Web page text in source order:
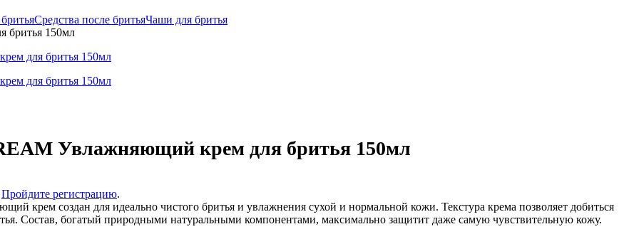
Средства после бритьяЧаши для бритья
бритья 150мл
Увлажняющий крем для бритья 150мл
Пройдите регистрацию.
крем создан для идеально чистого бритья и увлажнения сухой и нормальной кожи. Текстура крема позволяет добиться
Состав, богатый природными натуральными компонентами, максимально защитит даже самую чувствительную кожу.